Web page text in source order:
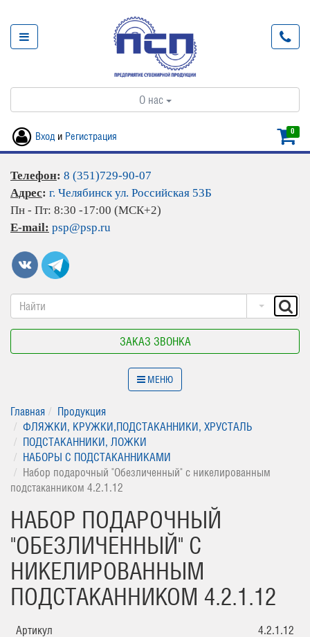
О нас
0
Вход и Регистрация
Телефон: 8 (351)729-90-07
Адрес: г. Челябинск ул. Российская 53Б
Пн - Пт: 8:30 -17:00 (МСК+2)
E-mail: psp@psp.ru
ЗАКАЗ ЗВОНКА
МЕНЮ
Главная
Продукция
ФЛЯЖКИ, КРУЖКИ,ПОДСТАКАННИКИ, ХРУСТАЛЬ
ПОДСТАКАННИКИ, ЛОЖКИ
НАБОРЫ С ПОДСТАКАННИКАМИ
Набор подарочный "Обезличенный" с никелированным
подстаканником 4.2.1.12
НАБОР ПОДАРОЧНЫЙ
"ОБЕЗЛИЧЕННЫЙ" С
НИКЕЛИРОВАННЫМ
ПОДСТАКАННИКОМ 4.2.1.12
Артикул 4.2.1.12